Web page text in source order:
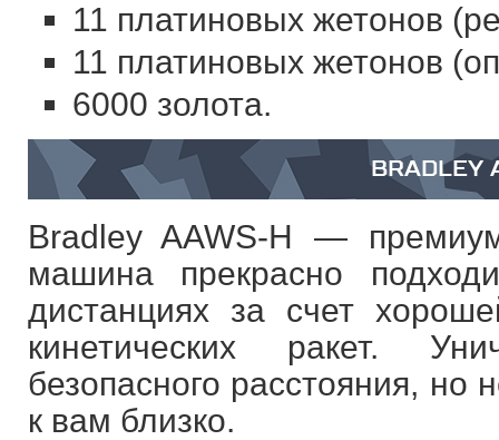
11 платиновых жетонов
11 платиновых жетонов
6000 золота.
BRADLEY
Bradley AAWS-H —
машина прекрасно
дистанциях за счет
кинетических ракет.
безопасного расстояния, но
к вам близко.